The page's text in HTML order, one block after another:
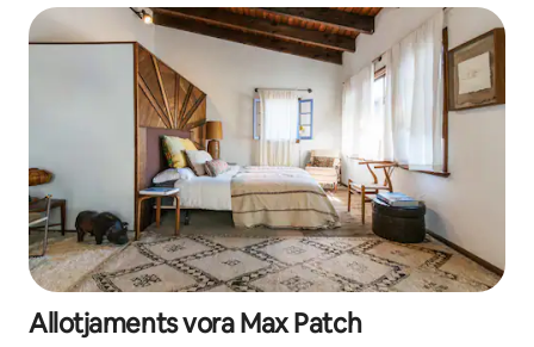
Allotjaments vora Max Patch